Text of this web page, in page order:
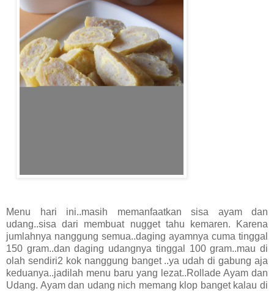
Menu hari ini..masih memanfaatkan sisa ayam dan
udang..sisa dari membuat nugget tahu kemaren. Karena
jumlahnya nanggung semua..daging ayamnya cuma tinggal
150 gram..dan daging udangnya tinggal 100 gram..mau di
olah sendiri2 kok nanggung banget ..ya udah di gabung aja
keduanya..jadilah menu baru yang lezat..Rollade Ayam dan
Udang. Ayam dan udang nich memang klop banget kalau di